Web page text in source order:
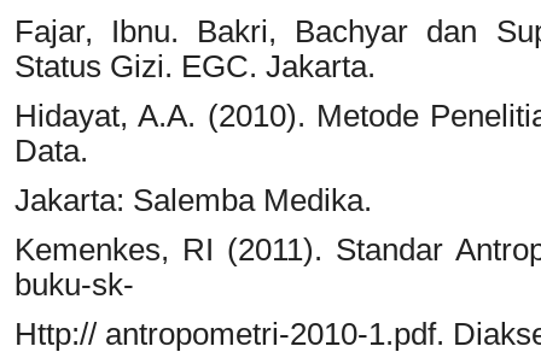
Fajar, Ibnu. Bakri, Bachyar dan
Status Gizi. EGC. Jakarta.
Hidayat, A.A. (2010). Metode
Data.
Jakarta: Salemba Medika.
Kemenkes, RI (2011). Standar
buku-sk-
Http:// antropometri-2010-1.pdf.